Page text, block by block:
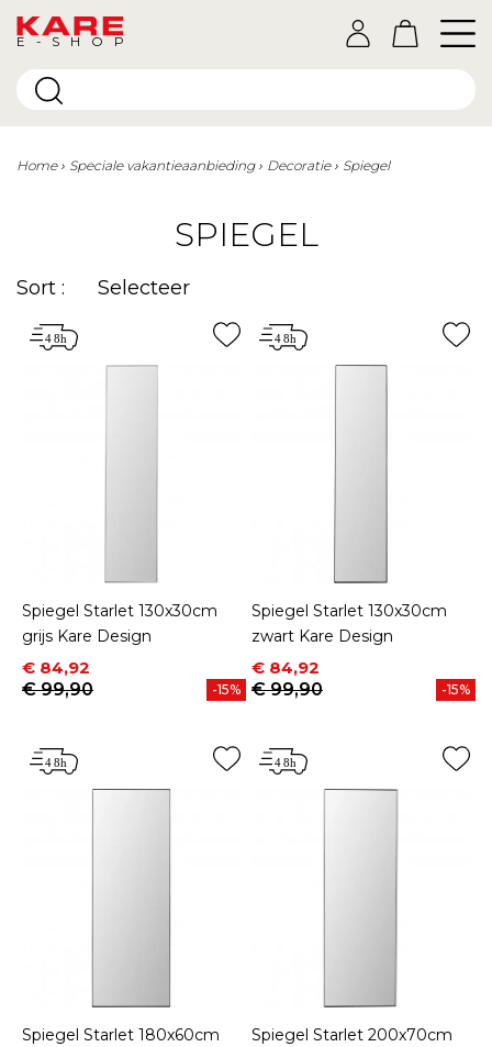
E-SHOP
Home Speciale vakantieaanbieding Decoratie Spiegel
SPIEGEL
Sort : Selecteer
Spiegel Starlet 130x30cm
grijs Kare Design
Prijs
€ 84,92
Normale prijs
€ 99,90
-15%
Spiegel Starlet 130x30cm
zwart Kare Design
Prijs
€ 84,92
Normale prijs
€ 99,90
-15%
Spiegel Starlet 180x60cm
Spiegel Starlet 200x70cm